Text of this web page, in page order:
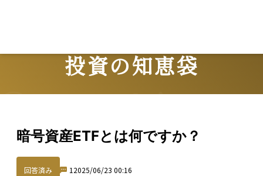
投資の知恵袋
暗号資産ETFとは何ですか？
回答済み 1 2025/06/23 00:16